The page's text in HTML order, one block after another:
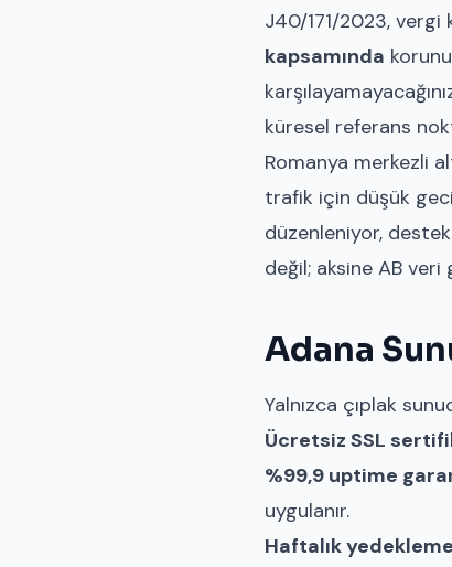
J40/171/2023, vergi
kapsamında
küresel referans
Romanya merkezli
trafik için düşük
düzenleniyor,
değil; aksine AB
Adana
Yalnızca çıplak
Ücretsiz SSL
%99,9 uptime
uygulanır.
Haftalık yedekleme